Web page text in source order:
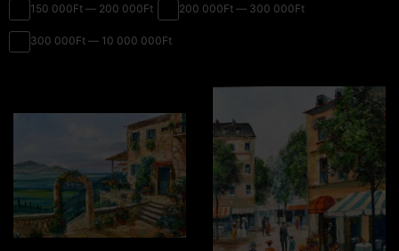
150 000Ft — 200 000Ft 200 000Ft — 300 000Ft
300 000Ft — 10 000 000Ft